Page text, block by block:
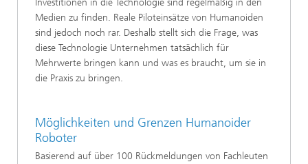
Investitionen in die Technologie sind regelmäßig in den
Medien zu finden. Reale Piloteinsätze von Humanoiden
sind jedoch noch rar. Deshalb stellt sich die Frage, was
diese Technologie Unternehmen tatsächlich für
Mehrwerte bringen kann und was es braucht, um sie in
die Praxis zu bringen.
Möglichkeiten und Grenzen Humanoider
Roboter
Basierend auf über 100 Rückmeldungen von Fachleuten